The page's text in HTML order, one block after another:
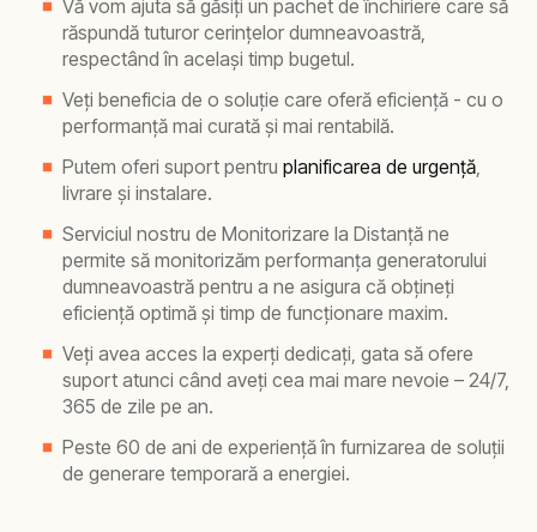
Vă vom ajuta să găsiți un pachet de închiriere care să
răspundă tuturor cerințelor dumneavoastră,
respectând în același timp bugetul.
Veți beneficia de o soluție care oferă eficiență - cu o
performanță mai curată și mai rentabilă.
Putem oferi suport pentru planificarea de urgență,
livrare și instalare.
Serviciul nostru de Monitorizare la Distanță ne
permite să monitorizăm performanța generatorului
dumneavoastră pentru a ne asigura că obțineți
eficiență optimă și timp de funcționare maxim.
Veți avea acces la experți dedicați, gata să ofere
suport atunci când aveți cea mai mare nevoie – 24/7,
365 de zile pe an.
Peste 60 de ani de experiență în furnizarea de soluții
de generare temporară a energiei.